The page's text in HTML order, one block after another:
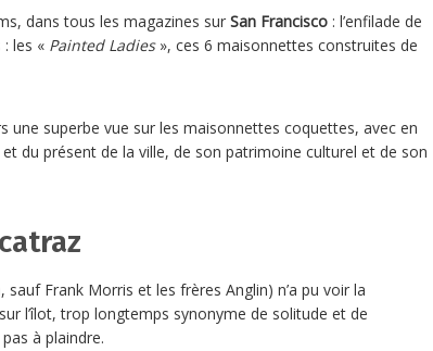
dans tous les magazines sur San Francisco : l’enfilade de
les « Painted Ladies», ces 6 maisonnettes construites de
une superbe vue sur les maisonnettes coquettes, avec en
du présent de la ville, de son patrimoine culturel et de son
Frank Morris et les frères Anglin) n’a pu voir la
l’îlot, trop longtemps synonyme de solitude et de
à plaindre.